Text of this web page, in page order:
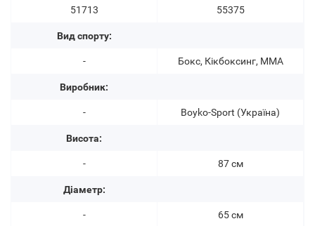
51713
Вид спорту:
-
Виробник:
-
Висота:
-
Діаметр:
-
55375
Бокс, Кікбоксинг, ММА
Boyko-Sport (Україна)
87 см
65 см